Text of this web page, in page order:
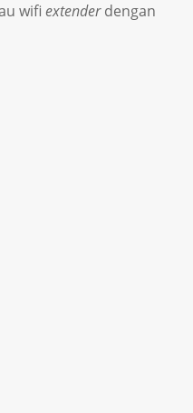
wifi extenderdengan